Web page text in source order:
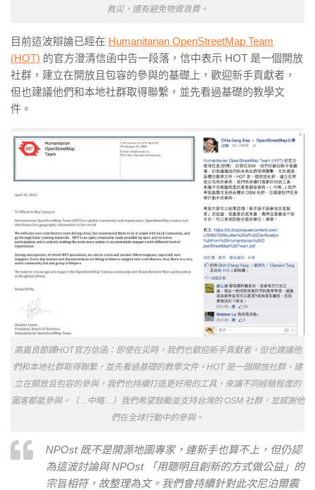
救災，還有避免物資浪費。
目前這波辯論已經在 Humanitarian OpenStreetMap Team
(HOT) 的官方澄清信函中告一段落，信中表示 HOT 是一個開放
社群，建立在開放且包容的參與的基礎上，歡迎新手貢獻者，
但也建議他們和本地社群取得聯繫，並先看過基礎的教學文
件。
高嘉良節譯HOT官方信函：即使在災時，我們也歡迎新手貢獻者，但也建議他
們和本地社群取得聯繫，並先看過基礎的教學文件。HOT 是一個開放社群，建
立在開放且包容的參與，我們也持續打造更好用的工具，來讓不同經驗程度的
圖客都能參與。（…中略…）我們希望鼓勵並支持台灣的 OSM 社群，並感謝他
們在全球行動中的參與。
NPOst 既不是開源地圖專家，連新手也算不上，但仍認
為這波討論與 NPOst 「用聰明且創新的方式做公益」的
宗旨相符，故整理為文。我們會持續針對此次尼泊爾震